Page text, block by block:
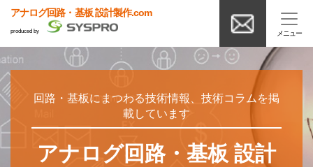
アナログ回路・基板 設計製作.com
produced by
回路・基板にまつわる技術情報、技術コラムを掲
載しています
アナログ回路・基板 設計